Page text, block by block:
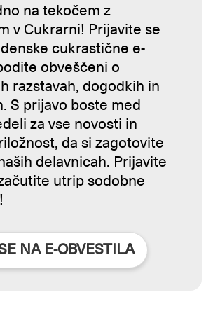
na tekočem z
v Cukrarni! Prijavite se
cukrastične e-
obveščeni o
razstavah, dogodkih in
S prijavo boste med
za vse novosti in
da si zagotovite
delavnicah. Prijavite
utrip sodobne
NA E-OBVESTILA